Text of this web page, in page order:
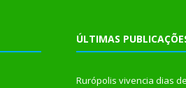
ÚLTIMAS
Rurópolis vivencia dias